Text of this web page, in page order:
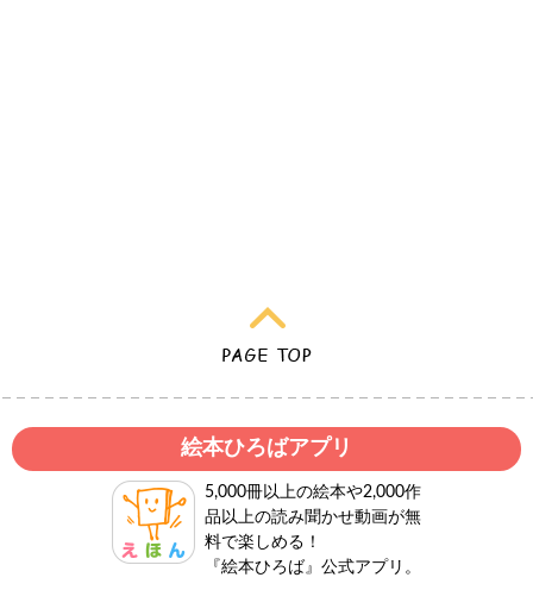
絵本ひろばアプリ
5,000冊以上の絵本や2,000作
品以上の読み聞かせ動画が無
料で楽しめる！
『絵本ひろば』公式アプリ。